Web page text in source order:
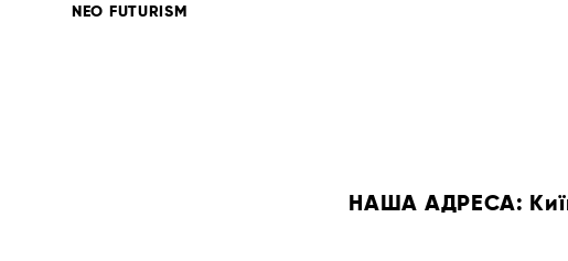
NEO FUTURISM
НАША АДРЕСА: